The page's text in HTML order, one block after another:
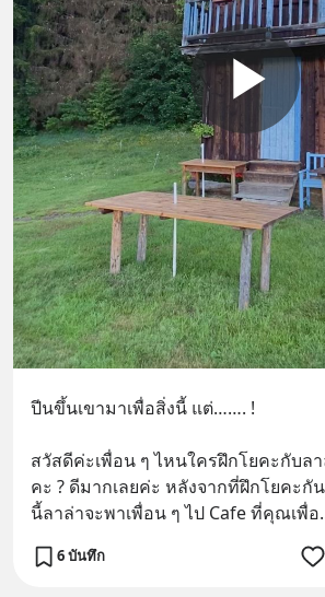
ปีนขึ้นเขามาเพื่อสิ่งนี้ แต่……. !
สวัสดีค่ะเพื่อน ๆ ไหนใครฝึกโยคะกับลา
คะ ? ดีมากเลยค่ะ หลังจากที่ฝึกโยคะกั
นี้ลาล่าจะพาเพื่อน ๆ ไป Cafe ที่คุณเพื่อ
6 บันทึก